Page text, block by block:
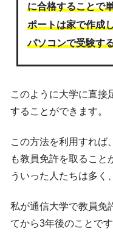
に合格することで
ポートは家で作成
パソコンで受験す
このように大学に直接
することができます。
この方法を利用すれば
も教員免許を取ること
ういった人たちは多く
私が通信大学で教員免
てから3年後のことです